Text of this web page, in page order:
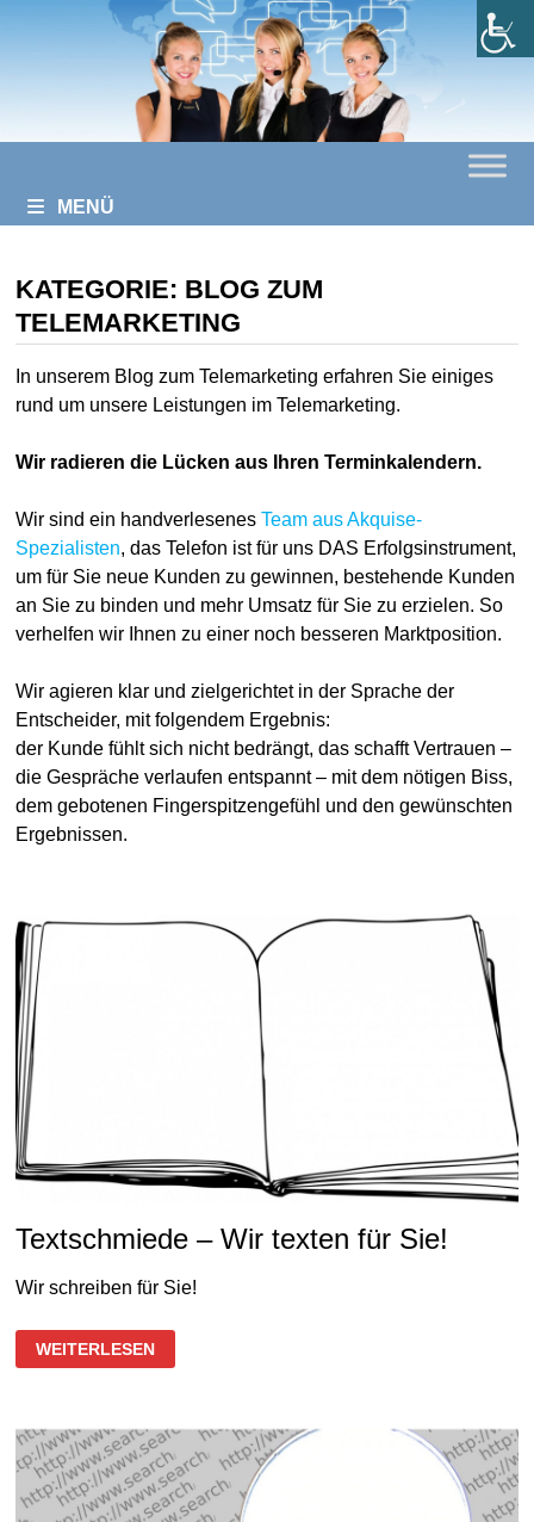
MENÜ
KATEGORIE: BLOG ZUM
TELEMARKETING
In unserem Blog zum Telemarketing erfahren Sie einiges
rund um unsere Leistungen im Telemarketing.
Wir radieren die Lücken aus Ihren Terminkalendern.
Wir sind ein handverlesenesTeam aus Akquise-
Spezialisten, das Telefon ist für uns DAS Erfolgsinstrument,
um für Sie neue Kunden zu gewinnen, bestehende Kunden
an Sie zu binden und mehr Umsatz für Sie zu erzielen. So
verhelfen wir Ihnen zu einer noch besseren Marktposition.
Wir agieren klar und zielgerichtet in der Sprache der
Entscheider, mit folgendem Ergebnis:
der Kunde fühlt sich nicht bedrängt, das schafft Vertrauen –
die Gespräche verlaufen entspannt – mit dem nötigen Biss,
dem gebotenen Fingerspitzengefühl und den gewünschten
Ergebnissen.
Textschmiede – Wir texten für Sie!
Wir schreiben für Sie!
TEXTSCHMIEDE
–
SIE!
WEITERLESEN